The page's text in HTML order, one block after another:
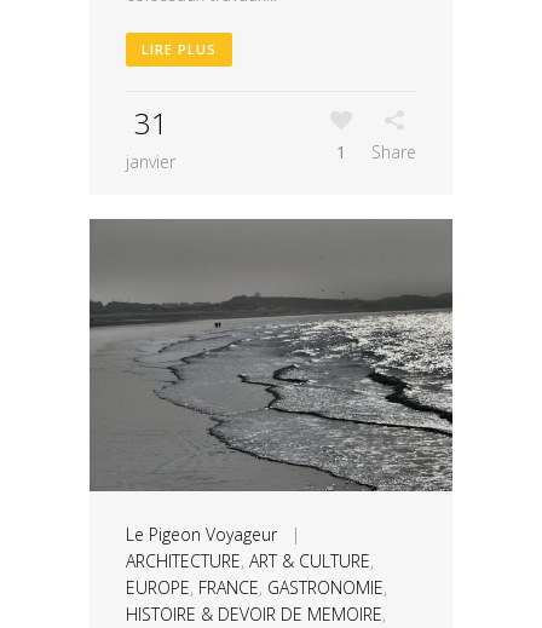
LIRE PLUS
31
janvier 1 Share
Le Pigeon Voyageur|
ARCHITECTURE, ART & CULTURE,
EUROPE, FRANCE, GASTRONOMIE,
HISTOIRE & DEVOIR DE MEMOIRE,